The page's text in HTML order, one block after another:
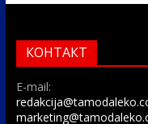
КОНТАКТ
E-mail: